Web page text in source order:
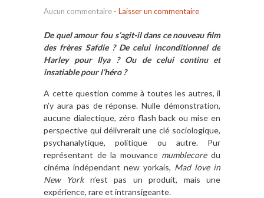
Aucun commentaire - Laisser un commentaire
De quel amour fou s’agit-il dans ce nouveau film
des frères Safdie ? De celui inconditionnel de
Harley pour Ilya ? Ou de celui continu et
insatiable pour l’héro ?
A cette question comme à toutes les autres, il
n’y aura pas de réponse. Nulle démonstration,
aucune dialectique, zéro flash back ou mise en
perspective qui délivrerait une clé sociologique,
psychanalytique, politique ou autre. Pur
représentant de la mouvance mumblecoredu
cinéma indépendant new yorkais, Mad love in
New Yorkn’est pas un produit, mais une
expérience, rare et intransigeante.